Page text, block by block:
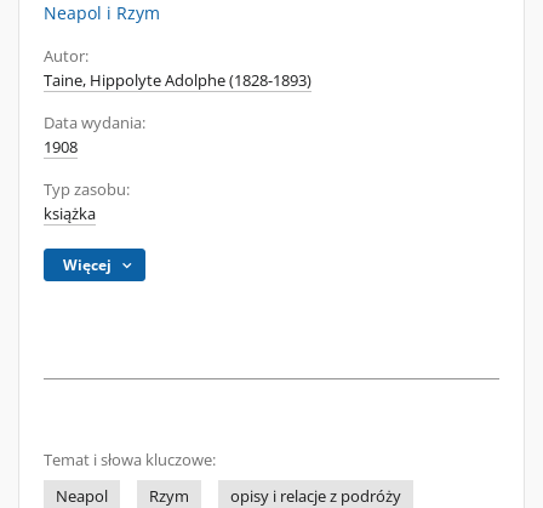
Neapol i Rzym
Autor:
Taine, Hippolyte Adolphe (1828-1893)
Data wydania:
1908
Typ zasobu:
książka
Więcej
Temat i słowa kluczowe:
Neapol
Rzym
opisy i relacje z podróży